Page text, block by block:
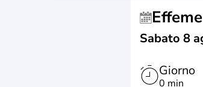
Sabato 8
Giorno
0 min